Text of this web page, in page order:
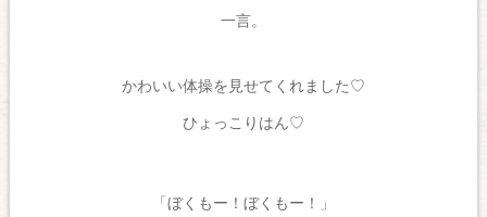
一言。
かわいい体操を見せてくれました♡
ひょっこりはん♡
「ぼくもー！ぼくもー！」